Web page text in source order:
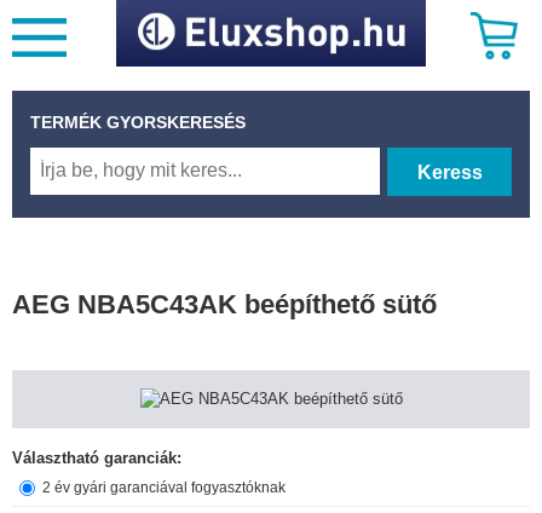
TERMÉK GYORSKERESÉS
Keress
AEG NBA5C43AK beépíthető sütő
Választható garanciák:
2 év gyári garanciával fogyasztóknak